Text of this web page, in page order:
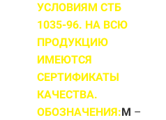
УСЛОВИЯМ СТБ
1035-96. НА ВСЮ
ПРОДУКЦИЮ
ИМЕЮТСЯ
СЕРТИФИКАТЫ
КАЧЕСТВА.
ОБОЗНАЧЕНИЯ:М –